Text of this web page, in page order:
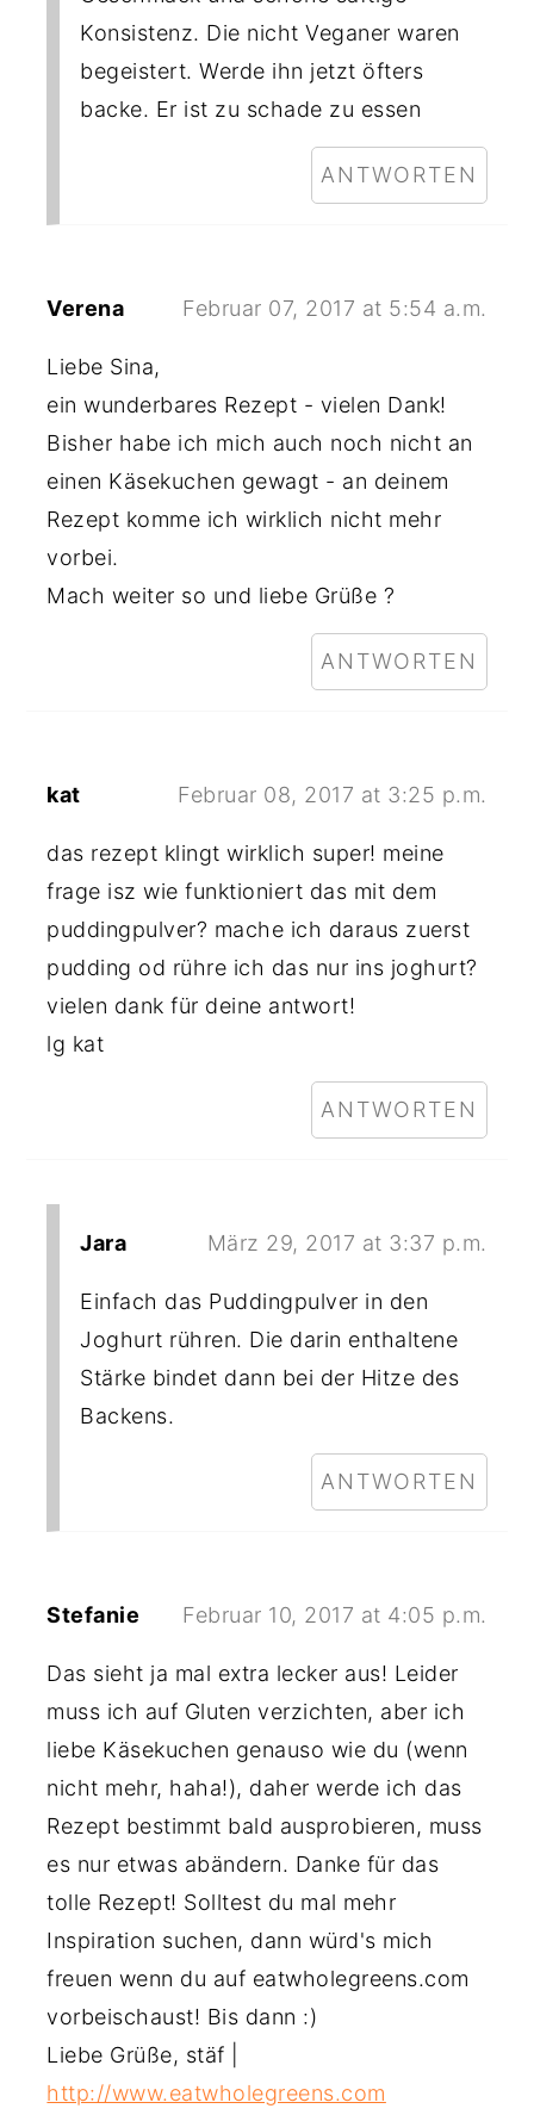
Konsistenz. Die nicht Veganer waren
begeistert. Werde ihn jetzt öfters
backe. Er ist zu schade zu essen
ANTWORTEN
Verena Februar 07, 2017 at 5:54 a.m.
Liebe Sina,
ein wunderbares Rezept - vielen Dank!
Bisher habe ich mich auch noch nicht an
einen Käsekuchen gewagt - an deinem
Rezept komme ich wirklich nicht mehr
vorbei.
Mach weiter so und liebe Grüße ?
ANTWORTEN
kat Februar 08, 2017 at 3:25 p.m.
das rezept klingt wirklich super! meine
frage isz wie funktioniert das mit dem
puddingpulver? mache ich daraus zuerst
pudding od rühre ich das nur ins joghurt?
vielen dank für deine antwort!
lg kat
ANTWORTEN
Jara März 29, 2017 at 3:37 p.m.
Einfach das Puddingpulver in den
Joghurt rühren. Die darin enthaltene
Stärke bindet dann bei der Hitze des
Backens.
ANTWORTEN
Stefanie Februar 10, 2017 at 4:05 p.m.
Das sieht ja mal extra lecker aus! Leider
muss ich auf Gluten verzichten, aber ich
liebe Käsekuchen genauso wie du (wenn
nicht mehr, haha!), daher werde ich das
Rezept bestimmt bald ausprobieren, muss
es nur etwas abändern. Danke für das
tolle Rezept! Solltest du mal mehr
Inspiration suchen, dann würd's mich
freuen wenn du auf eatwholegreens.com
vorbeischaust! Bis dann :)
Liebe Grüße, stäf |
http://www.eatwholegreens.com